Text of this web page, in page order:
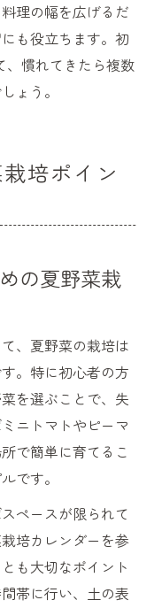
理の幅を広げるだ
も役立ちます。初
、慣れてきたら複数
ょう。
培ポイン
の夏野菜栽
、夏野菜の栽培は
。特に初心者の方
を選ぶことで、失
ニトマトやピーマ
で簡単に育てるこ
です。
ペースが限られて
培カレンダーを参
も大切なポイント
帯に行い、土の表